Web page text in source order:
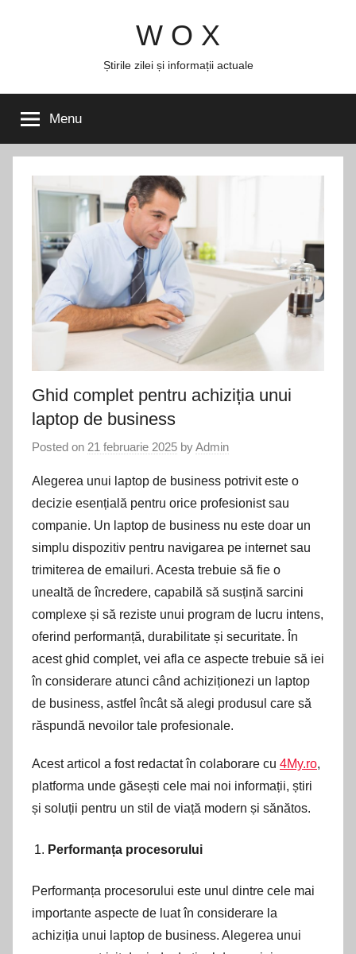
W O X
Știrile zilei și informații actuale
Menu
Ghid complet pentru achiziția unui
laptop de business
Posted on 21 februarie 2025 byAdmin
Alegerea unui laptop de business potrivit este o
decizie esențială pentru orice profesionist sau
companie. Un laptop de business nu este doar un
simplu dispozitiv pentru navigarea pe internet sau
trimiterea de emailuri. Acesta trebuie să fie o
unealtă de încredere, capabilă să susțină sarcini
complexe și să reziste unui program de lucru intens,
oferind performanță, durabilitate și securitate. În
acest ghid complet, vei afla ce aspecte trebuie să iei
în considerare atunci când achiziționezi un laptop
de business, astfel încât să alegi produsul care să
răspundă nevoilor tale profesionale.
Acest articol a fost redactat în colaborare cu 4My.ro,
platforma unde găsești cele mai noi informații, știri
și soluții pentru un stil de viață modern și sănătos.
Performanța procesorului
Performanța procesorului este unul dintre cele mai
importante aspecte de luat în considerare la
achiziția unui laptop de business. Alegerea unui